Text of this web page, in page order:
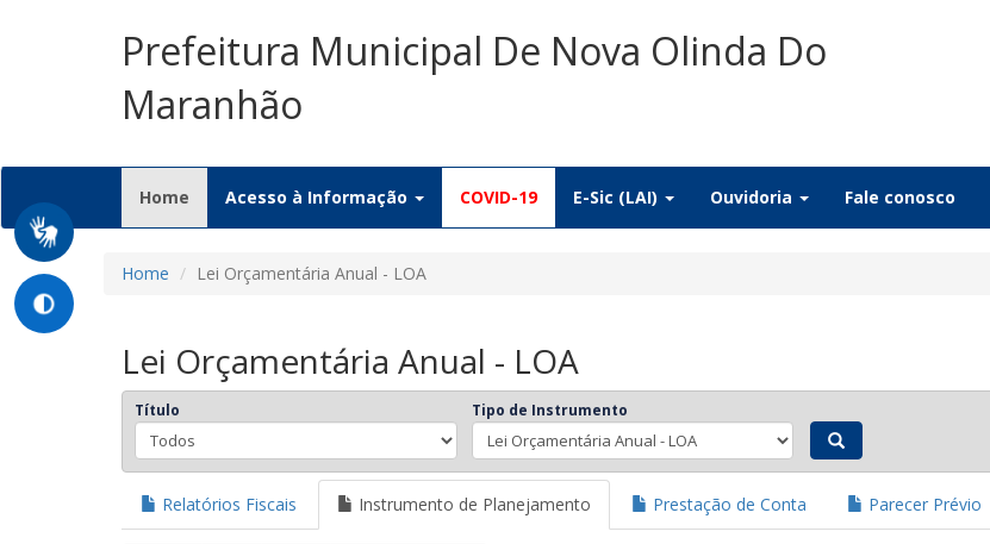
Prefeitura Municipal De Nova Olinda Do
Maranhão
Home (current)
Acesso à Informação COVID-19 E-Sic (LAI) Ouvidoria Fale conosco
Home Lei Orçamentária Anual - LOA
Lei Orçamentária Anual - LOA
Título Tipo de Instrumento
Relatórios Fiscais Instrumento de Planejamento Prestação de Conta Parecer Prévio